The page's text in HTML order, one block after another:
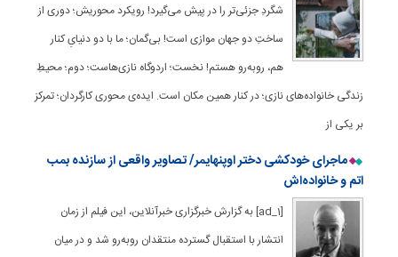
شگردِ جزئی‌تر را در پیش می‌گیرد! رویکرد محوریش؛ دوری از
ساختِ دو جهان موازی است! بی‌گمان؛ ما با دو دنیایِ کنار
هم، روبه‌رو هستم! نخست؛ اردوگاه نازی‌هاست؛ دوم؛ محیطِ
زندگی خانواده‌های نازی؛ در کنار همین مکان است. ایده‌ی محوری کارگردان؛ تمرکز
بر یکی از
ماجرای خودکشی دختر اوپنهایمر/ تصاویر واقعی از سازنده بمب
اتم و خانواده‌اش
[ad_1] به گزارش خبرگزاری خبرآنلاین، این فیلم از زمان
انتشار با استقبال گسترده منتقدان روبه‌رو شد و در میان